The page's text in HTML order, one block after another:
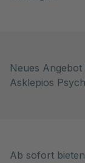
Neues
Asklepios
Ab sofort